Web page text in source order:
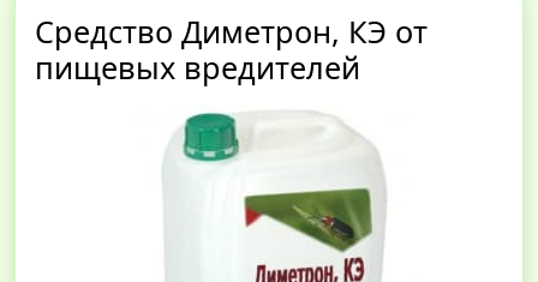
Средство Диметрон, КЭ от
пищевых вредителей